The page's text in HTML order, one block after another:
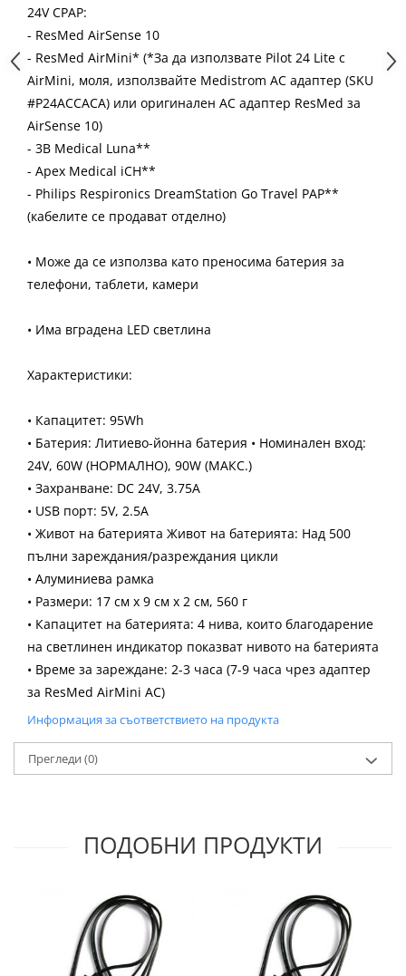
24V CPAP:
- ResMed AirSense 10
- ResMed AirMini* (*За да използвате Pilot 24 Lite с
AirMini, моля, използвайте Medistrom AC адаптер (SKU
#P24ACCACA) или оригинален AC адаптер ResMed за
AirSense 10)
- 3B Medical Luna**
- Apex Medical iCH**
- Philips Respironics DreamStation Go Travel PAP**
(кабелите се продават отделно)
• Може да се използва като преносима батерия за
телефони, таблети, камери
• Има вградена LED светлина
Характеристики:
• Капацитет: 95Wh
• Батерия: Литиево-йонна батерия • Номинален вход:
24V, 60W (НОРМАЛНО), 90W (МАКС.)
• Захранване: DC 24V, 3.75A
• USB порт: 5V, 2.5A
• Живот на батерията Живот на батерията: Над 500
пълни зареждания/разреждания цикли
• Алуминиева рамка
• Размери: 17 см x 9 см x 2 см, 560 г
• Капацитет на батерията: 4 нива, които благодарение
на светлинен индикатор показват нивото на батерията
• Време за зареждане: 2-3 часа (7-9 часа чрез адаптер
за ResMed AirMini AC)
Информация за съответствието на продукта
Прегледи (0)
ПОДОБНИ ПРОДУКТИ